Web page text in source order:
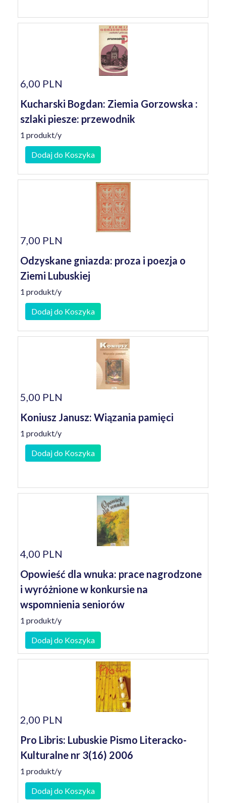
6,00 PLN
Kucharski Bogdan: Ziemia Gorzowska :
szlaki piesze: przewodnik
1 produkt/y
Dodaj do Koszyka
7,00 PLN
Odzyskane gniazda: proza i poezja o
Ziemi Lubuskiej
1 produkt/y
Dodaj do Koszyka
5,00 PLN
Koniusz Janusz: Wiązania pamięci
1 produkt/y
Dodaj do Koszyka
4,00 PLN
Opowieść dla wnuka: prace nagrodzone
i wyróżnione w konkursie na
wspomnienia seniorów
1 produkt/y
Dodaj do Koszyka
2,00 PLN
Pro Libris: Lubuskie Pismo Literacko-
Kulturalne nr 3(16) 2006
1 produkt/y
Dodaj do Koszyka